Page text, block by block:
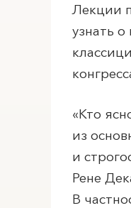
Лекции
узнать
«Кто
из
и
Рене
В